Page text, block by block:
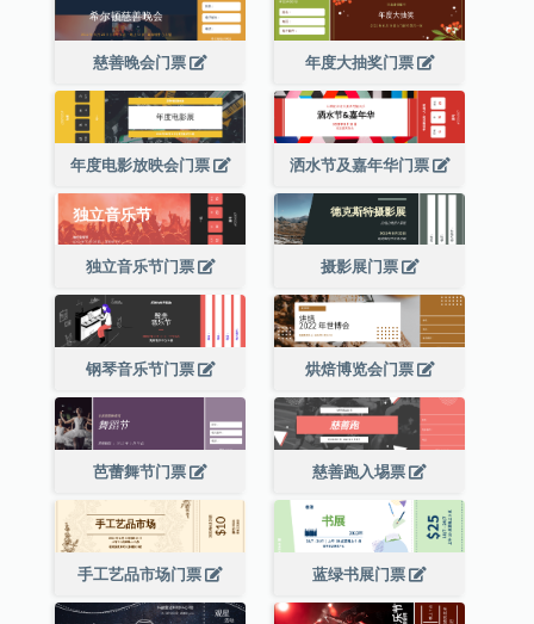
慈善晚会门票 年度大抽奖门票
年度电影放映会门票 洒水节及嘉年华门票
独立音乐节门票 摄影展门票
钢琴音乐节门票 烘焙博览会门票
芭蕾舞节门票 慈善跑入埸票
手工艺品市场门票 蓝绿书展门票